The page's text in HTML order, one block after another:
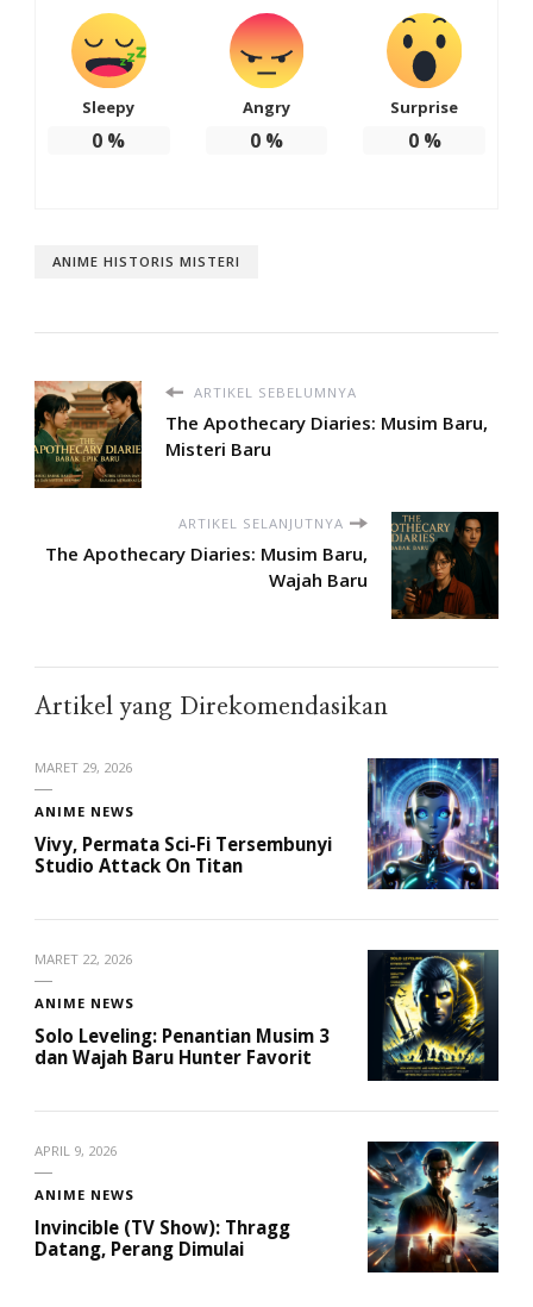
Sleepy
0 %
Angry
0%
Surprise
0%
ANIME HISTORIS MISTERI
ARTIKEL SEBELUMNYA
The Apothecary Diaries: Musim Baru,
Misteri Baru
ARTIKEL SELANJUTNYA
The Apothecary Diaries: Musim Baru,
Wajah Baru
Artikel yang Direkomendasikan
MARET 29, 2026
ANIME NEWS
Vivy, Permata Sci-Fi Tersembunyi
Studio Attack On Titan
MARET 22, 2026
ANIME NEWS
Solo Leveling: Penantian Musim 3
dan Wajah Baru Hunter Favorit
APRIL 9, 2026
ANIME NEWS
Invincible (TV Show): Thragg
Datang, Perang Dimulai